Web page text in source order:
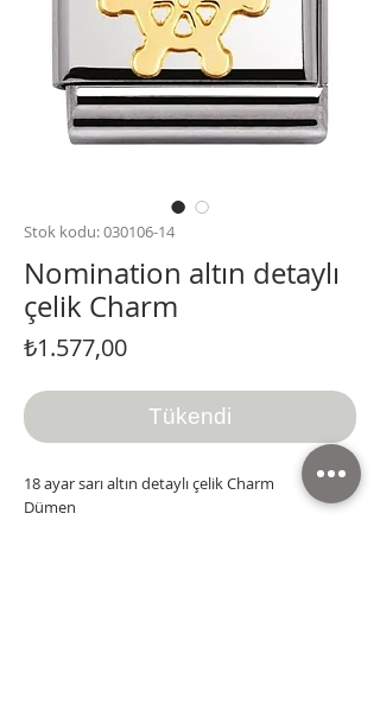
Stok kodu: 030106-14
Nomination altın detaylı
çelik Charm
₺1.577,00Fiyat
Tükendi
18 ayar sarı altın detaylı çelik Charm
Dümen